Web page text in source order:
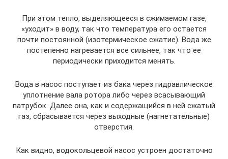
При этом тепло, выделяющееся в сжимаемом газе,
«уходит» в воду, так что температура его остается
почти постоянной (изотермическое сжатие). Вода же
постепенно нагревается все сильнее, так что ее
периодически приходится менять.
Вода в насос поступает из бака через гидравлическое
уплотнение вала ротора либо через всасывающий
патрубок. Далее она, как и содержащийся в ней сжатый
газ, сбрасывается через выходные (нагнетательные)
отверстия.
Как видно, водокольцевой насос устроен достаточно